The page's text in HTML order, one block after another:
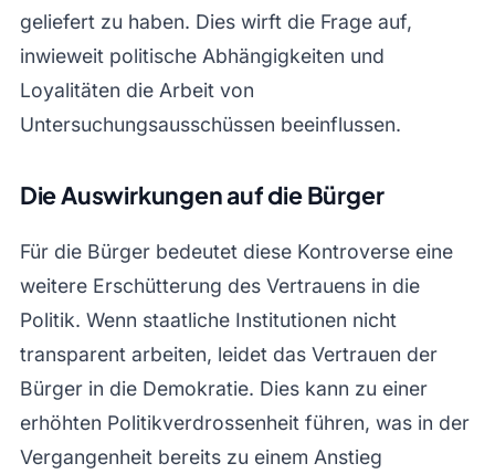
geliefert zu haben. Dies wirft die Frage auf,
inwieweit politische Abhängigkeiten und
Loyalitäten die Arbeit von
Untersuchungsausschüssen beeinflussen.
Die Auswirkungen auf die Bürger
Für die Bürger bedeutet diese Kontroverse eine
weitere Erschütterung des Vertrauens in die
Politik. Wenn staatliche Institutionen nicht
transparent arbeiten, leidet das Vertrauen der
Bürger in die Demokratie. Dies kann zu einer
erhöhten Politikverdrossenheit führen, was in der
Vergangenheit bereits zu einem Anstieg